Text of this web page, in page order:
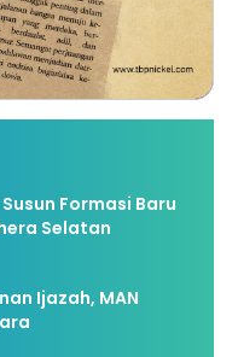
Formasi Baru
Selatan
Ijazah, MAN